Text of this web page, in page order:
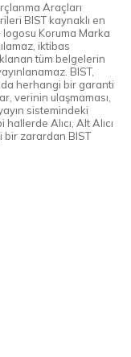
Araçları
BIST kaynaklı en
Koruma Marka
iktibas
tüm belgelerin
BIST,
herhangi bir garanti
verinin ulaşmaması,
sistemindeki
Alıcı, Alt Alıcı
bir zarardan BIST